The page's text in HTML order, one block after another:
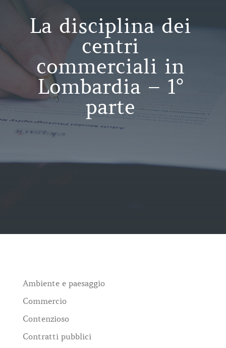
La disciplina dei
centri
commerciali in
Lombardia – 1°
parte
Ambiente e paesaggio
Commercio
Contenzioso
Contratti pubblici